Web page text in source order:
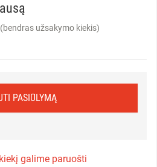
(bendras užsakymo kiekis)
PASIŪLYMĄ
galime paruošti